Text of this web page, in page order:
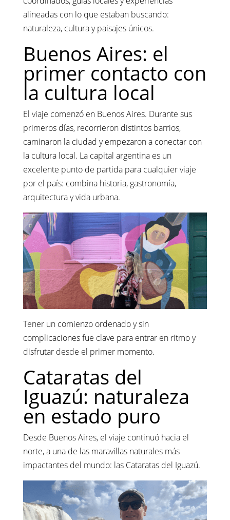
alineadas con lo que estaban buscando:
naturaleza, cultura y paisajes únicos.
Buenos Aires: el
primer contacto con
la cultura local
El viaje comenzó en Buenos Aires. Durante sus
primeros días, recorrieron distintos barrios,
caminaron la ciudad y empezaron a conectar con
la cultura local. La capital argentina es un
excelente punto de partida para cualquier viaje
por el país: combina historia, gastronomía,
arquitectura y vida urbana.
Tener un comienzo ordenado y sin
complicaciones fue clave para entrar en ritmo y
disfrutar desde el primer momento.
Cataratas del
Iguazú: naturaleza
en estado puro
Desde Buenos Aires, el viaje continuó hacia el
norte, a una de las maravillas naturales más
impactantes del mundo: las Cataratas del Iguazú.